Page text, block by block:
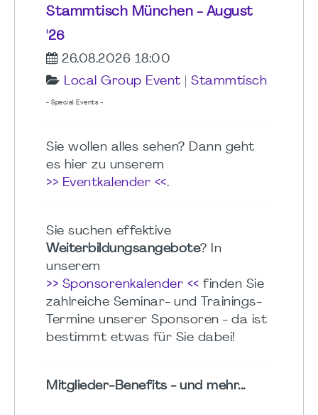
Stammtisch München - August
'26
26.08.2026 18:00
Local Group Event
Stammtisch
- Special Events -
Sie wollen alles sehen? Dann geht
es hier zu unserem
>> Eventkalender <<.
Sie suchen effektive
Weiterbildungsangebote? In
unserem
>> Sponsorenkalender << finden Sie
zahlreiche Seminar- und Trainings-
Termine unserer Sponsoren - da ist
bestimmt etwas für Sie dabei!
Mitglieder-Benefits - und mehr...